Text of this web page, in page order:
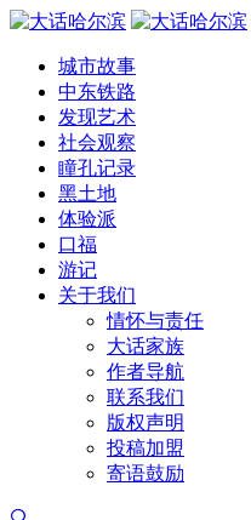
城市故事
中东铁路
发现艺术
社会观察
瞳孔记录
黑土地
体验派
口福
游记
关于我们
情怀与责任
大话家族
作者导航
联系我们
版权声明
投稿加盟
寄语鼓励